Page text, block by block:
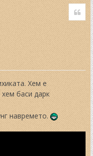
o
p
Хем е
баси дарк
навремето.